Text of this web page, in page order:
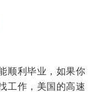
顺利毕业，如果你
工作，美国的高速